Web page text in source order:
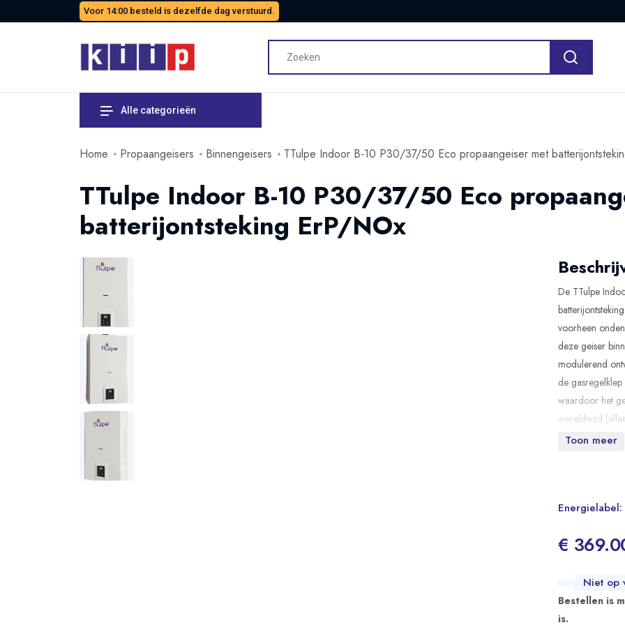
Voor 14:00 besteld is dezelfde dag verstuurd.
Alle categorieën
Home Propaangeisers Binnengeisers TTulpe Indoor B-10 P30/37/50 Eco propaangeiser met
TTulpe Indoor B-10 P30/37/50 Eco
batterijontsteking ErP/NOx
De TTulpe
voorheen
deze geiser
modulerend
de
waardoor het
wereldwijd
over een
Toon meer
Energielabel:
€
Niet op
Bestellen is
is.